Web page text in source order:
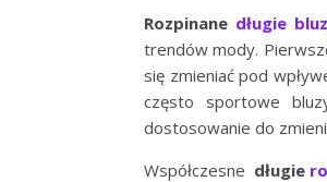
Rozpinane długie
trendów mody.
się zmieniać pod
często sportowe
dostosowanie do
Współczesne długie